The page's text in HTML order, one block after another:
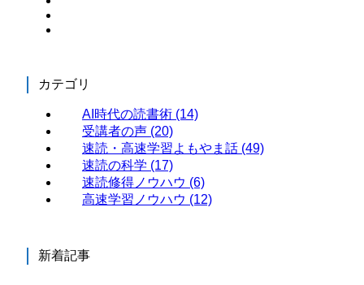
カテゴリ
AI時代の読書術 (14)
受講者の声 (20)
速読・高速学習よもやま話 (49)
速読の科学 (17)
速読修得ノウハウ (6)
高速学習ノウハウ (12)
新着記事